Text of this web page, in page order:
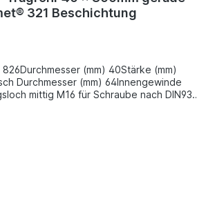
321 Beschichtung
826Durchmesser (mm) 40Stärke (mm)
Durchmesser (mm) 64Innengewinde
mittig M16 für Schraube nach DIN931
und Regulierungen hinsichtlich Umwelt,